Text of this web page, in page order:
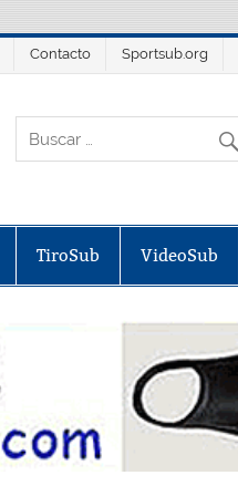
Contacto Sportsub.org
TiroSub VideoSub